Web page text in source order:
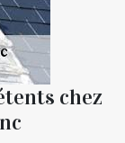
chez